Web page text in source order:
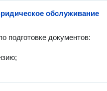
обслуживание
подготовке документов: